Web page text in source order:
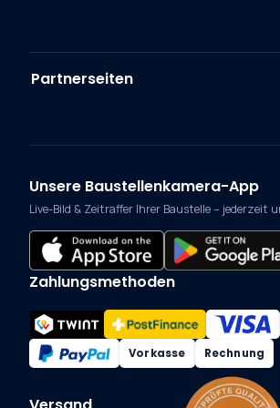
Partnerseiten
Unsere Baustellenkamera-App
Live-Bild & Zeitraffer Ihrer Baustelle – jederzeit
Zahlungsmethoden
Vorkasse Rechnung